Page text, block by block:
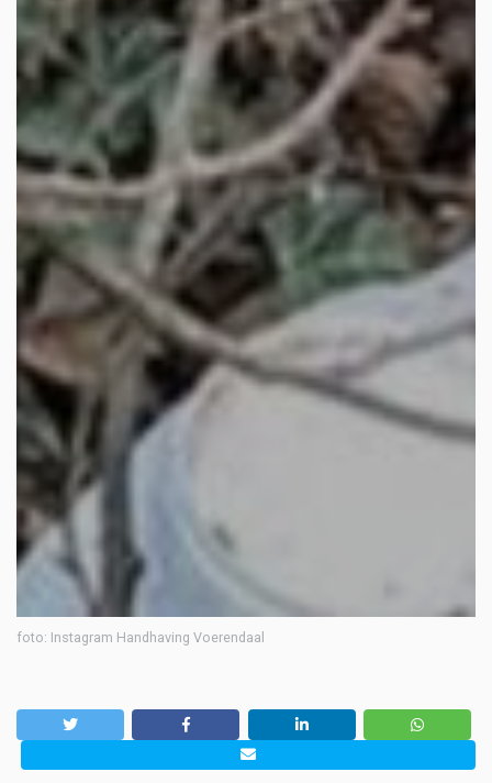
foto: Instagram Handhaving Voerendaal